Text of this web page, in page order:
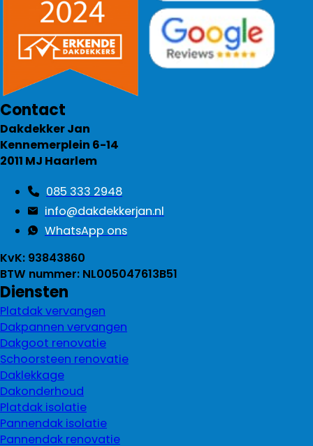
Contact
Dakdekker Jan
Kennemerplein 6-14
2011 MJ Haarlem
085 333 2948
info@dakdekkerjan.nl
WhatsApp ons
KvK: 93843860
BTW nummer: NL005047613B51
Diensten
Platdak vervangen
Dakpannen vervangen
Dakgoot renovatie
Schoorsteen renovatie
Daklekkage
Dakonderhoud
Platdak isolatie
Pannendak isolatie
Pannendak renovatie